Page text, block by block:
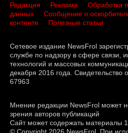
Редакция Реклама
Обработка
данных
Сообщение о
контенте
Полезные статьи
Сетевое издание NewsFrol
службе по надзору в сфере связи,
технологий и массовых
декабря 2016 года.
67963
Мнение редакции NewsFrol может
зрения авторов публикаций
Сайт может содержать материалы